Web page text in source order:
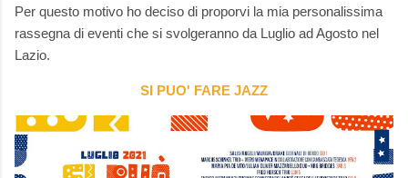
Per questo motivo ho deciso di proporvi la mia personalissima
rassegna di eventi che si svolgeranno da Luglio ad Agosto nel
Lazio.
SI PUO' FARE JAZZ